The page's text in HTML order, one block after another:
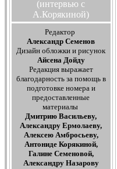
(интервью с
А.Корякиной)
Редактор
Александр Семенов
Дизайн обложки и рисунок
Айсена Дойду
Редакция выражает
благодарность за помощь в
подготовке номера и
предоставленные
материалы
Дмитрию Васильеву,
Александру Ермолаеву,
Алексею Амбросьеву,
Антониде Корякиной,
Галине Семеновой,
Александру Назарову